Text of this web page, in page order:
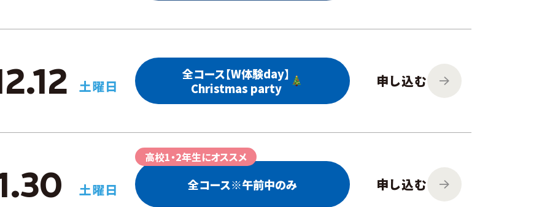
土曜日
全コース【W体験day】
Christmas party
申し込む
土曜日
高校1・2年生にオススメ
全コース※午前中のみ 申し込む